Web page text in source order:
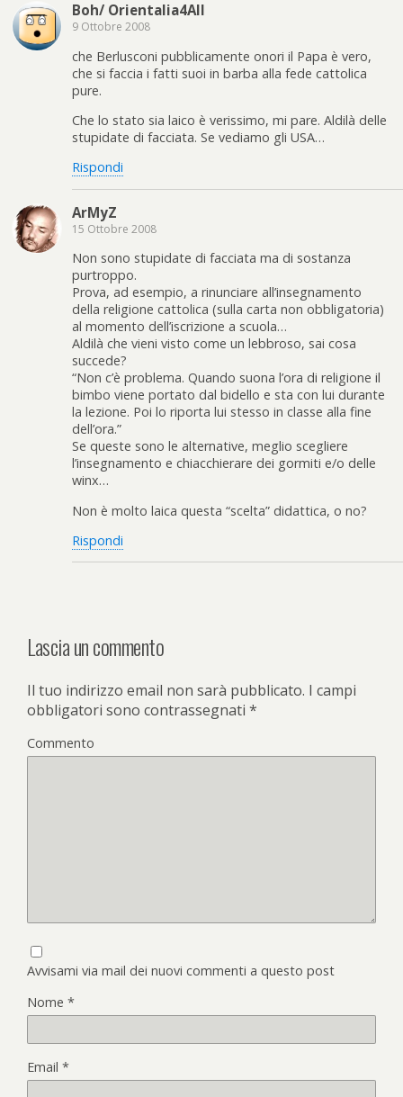
Boh/ Orientalia4All
9 Ottobre 2008
che Berlusconi pubblicamente onori il Papa è vero,
che si faccia i fatti suoi in barba alla fede cattolica
pure.
Che lo stato sia laico è verissimo, mi pare. Aldilà delle
stupidate di facciata. Se vediamo gli USA…
Rispondi
ArMyZ
15 Ottobre 2008
Non sono stupidate di facciata ma di sostanza
purtroppo.
Prova, ad esempio, a rinunciare all’insegnamento
della religione cattolica (sulla carta non obbligatoria)
al momento dell’iscrizione a scuola…
Aldilà che vieni visto come un lebbroso, sai cosa
succede?
“Non c’è problema. Quando suona l’ora di religione il
bimbo viene portato dal bidello e sta con lui durante
la lezione. Poi lo riporta lui stesso in classe alla fine
dell’ora.”
Se queste sono le alternative, meglio scegliere
l’insegnamento e chiacchierare dei gormiti e/o delle
winx…
Non è molto laica questa “scelta” didattica, o no?
Rispondi
Lascia un commento
Il tuo indirizzo email non sarà pubblicato. I campi
obbligatori sono contrassegnati *
Commento
Avvisami via mail dei nuovi commenti a questo post
Nome *
Email *